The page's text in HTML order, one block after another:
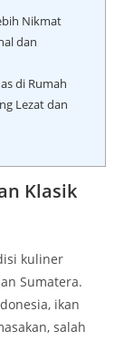
Nikmat
dan
di Rumah
Lezat dan
Klasik
kuliner
Sumatera.
ikan
salah